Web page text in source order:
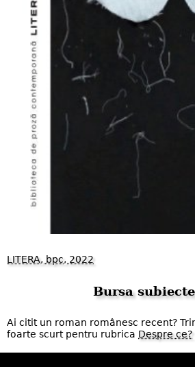
LITERA, bpc, 2022
Bursa
Ai citit un roman românesc recent?
foarte scurt pentru rubrica Despre ce?